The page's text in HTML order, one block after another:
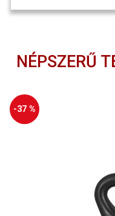
NÉPSZERŰ
-37 %